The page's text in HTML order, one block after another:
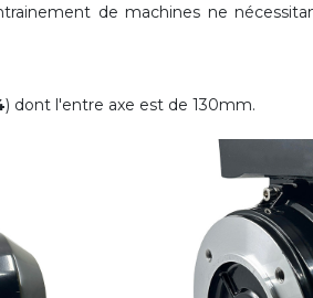
de machines ne
) dont l'entre axe est de 130mm.